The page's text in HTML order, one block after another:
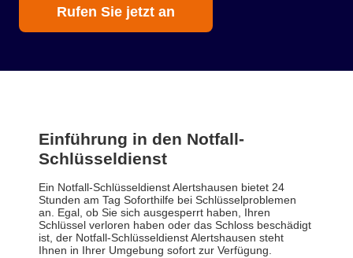
Rufen Sie jetzt an
Einführung in den Notfall-
Schlüsseldienst
Ein Notfall-Schlüsseldienst Alertshausen bietet 24
Stunden am Tag Soforthilfe bei Schlüsselproblemen
an. Egal, ob Sie sich ausgesperrt haben, Ihren
Schlüssel verloren haben oder das Schloss beschädigt
ist, der Notfall-Schlüsseldienst Alertshausen steht
Ihnen in Ihrer Umgebung sofort zur Verfügung.